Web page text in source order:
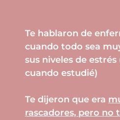
Te hablaron de
cuando todo sea
sus niveles de
cuando estudié)
Te dijeron que era
rascadores, pero no